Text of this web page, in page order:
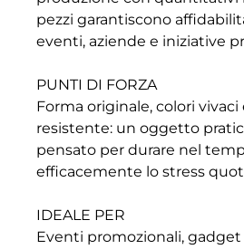
pezzi garantiscono
eventi, aziende e iniziative
PUNTI DI FORZA
Forma originale, colori
resistente: un oggetto
pensato per durare nel
efficacemente lo stress
IDEALE PER
Eventi promozionali, gadget